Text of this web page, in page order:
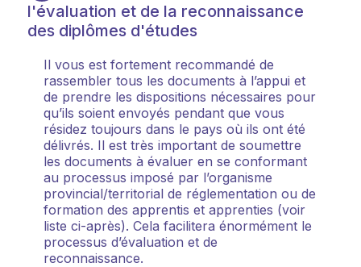
l'évaluation et de la reconnaissance
des diplômes d'études
Il vous est fortement recommandé de
rassembler tous les documents à l’appui et
de prendre les dispositions nécessaires pour
qu’ils soient envoyés pendant que vous
résidez toujours dans le pays où ils ont été
délivrés. Il est très important de soumettre
les documents à évaluer en se conformant
au processus imposé par l’organisme
provincial/territorial de réglementation ou de
formation des apprentis et apprenties (voir
liste ci-après). Cela facilitera énormément le
processus d’évaluation et de
reconnaissance.